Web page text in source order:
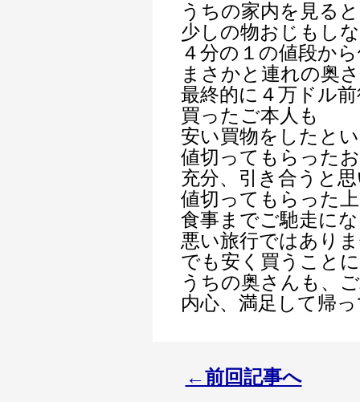
うちの家内を見ると
少しの物おじもし
４分の１の値段か
まさかと連れの奥
最終的に４万ドル
買ったご本人も
安い買物をしたと
値切ってもらった
充分、引き合うと
値切ってもらった
食事までご馳走に
悪い旅行ではあり
でも安く買うこと
うちの奥さんも、
内心、満足して帰
←前回記事へ